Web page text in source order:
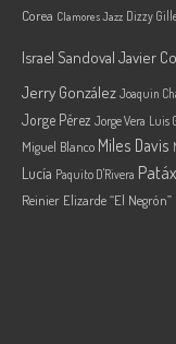
Corea Clamores Jazz Dizzy
Israel Sandoval Javier
Jerry González Joaquin
Jorge Pérez Jorge Vera Luis
Miguel Blanco Miles Davis
Lucía Paquito D'Rivera Patáx
Reinier Elizarde “El Negrón”